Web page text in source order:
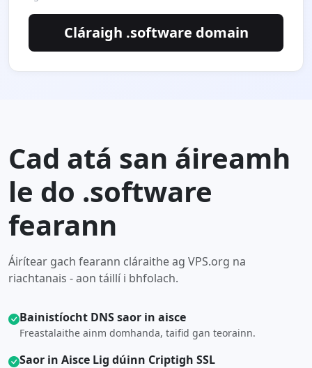
Cláraigh .software domain
Cad atá san áireamh
le do .software
fearann
Áirítear gach fearann cláraithe ag VPS.org na
riachtanais - aon táillí i bhfolach.
Bainistíocht DNS saor in aisce
Freastalaithe ainm domhanda, taifid gan teorainn.
Saor in Aisce Lig dúinn Criptigh SSL